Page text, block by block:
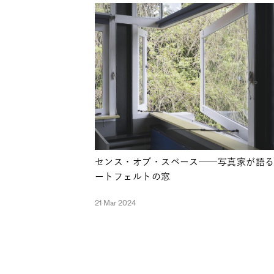
センス・オブ・スペース──写真家が語
ートフェルトの窓
21 Mar 2024